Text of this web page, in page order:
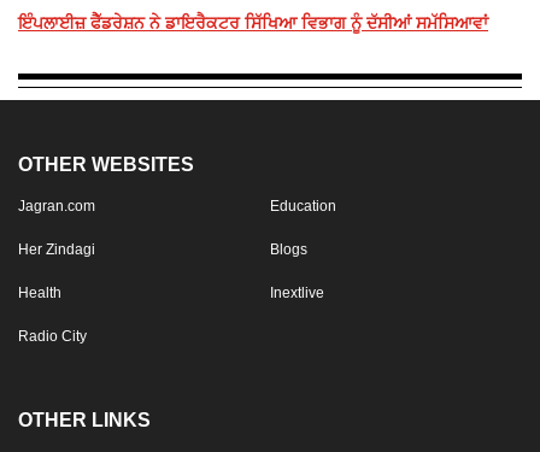
ਇੰਪਲਾਈਜ਼ ਫੈੱਡਰੇਸ਼ਨ ਨੇ ਡਾਇਰੈਕਟਰ ਸਿੱਖਿਆ ਵਿਭਾਗ ਨੂੰ ਦੱਸੀਆਂ ਸਮੱਸਿਆਵਾਂ
OTHER WEBSITES
Jagran.com Education
Her Zindagi Blogs
Health Inextlive
Radio City
OTHER LINKS